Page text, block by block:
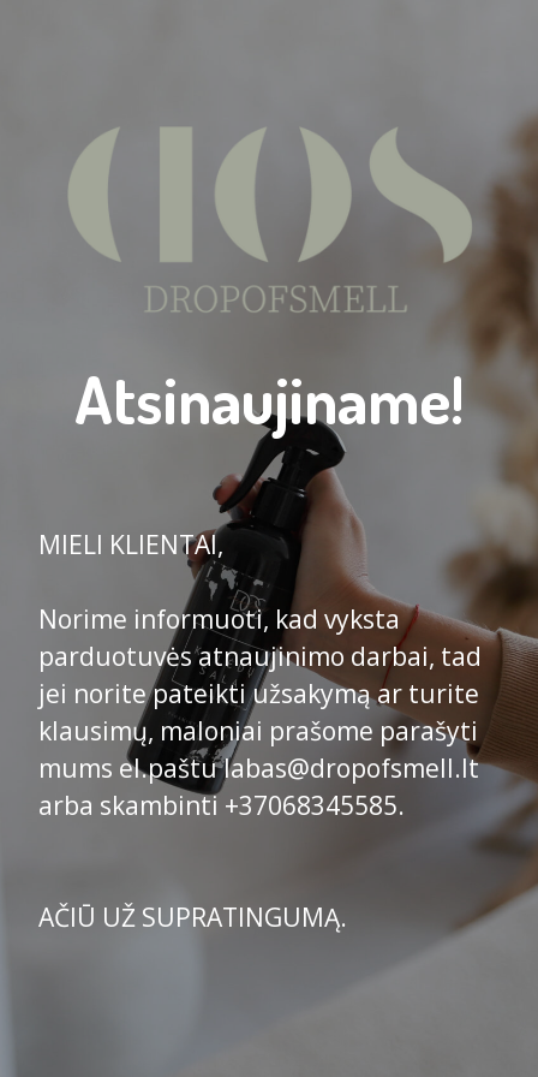
Atsinaujiname!
MIELI KLIENTAI,
Norime informuoti, kad vyksta
parduotuvės atnaujinimo darbai, tad
jei norite pateikti užsakymą ar turite
klausimų, maloniai prašome parašyti
mums el.paštu labas@dropofsmell.lt
arba skambinti +37068345585.
AČIŪ UŽ SUPRATINGUMĄ.